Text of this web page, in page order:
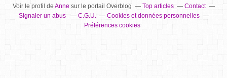
Voir le profil de Annesur le portail Overblog Top articles
Contact
Signaler un abus
C.G.U.
Cookies et données personnelles
Préférences cookies